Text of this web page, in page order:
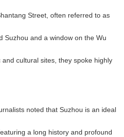
Street, often referred to as
Suzhou and a window on the Wu
cultural sites, they spoke highly
noted that Suzhou is an ideal
a long history and profound